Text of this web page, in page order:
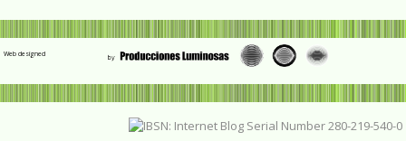
Web designed